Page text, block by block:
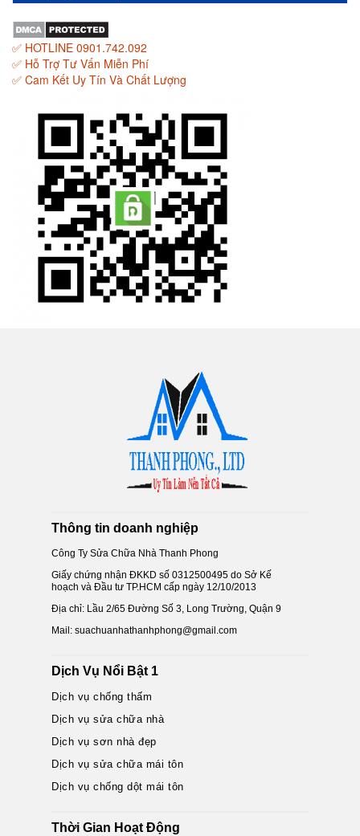
✅ HOTLINE 0901.742.092
✅ Hỗ Trợ Tư Vấn Miễn Phí
✅ Cam Kết Uy Tín Và Chất Lượng
Thông tin doanh nghiệp
Công Ty Sửa Chữa Nhà Thanh Phong
Giấy chứng nhận ĐKKD số 0312500495 do Sở Kế
hoạch và Đầu tư TP.HCM cấp ngày 12/10/2013
Địa chỉ: Lầu 2/65 Đường Số 3, Long Trường, Quận 9
Mail: suachuanhathanhphong@gmail.com
Dịch Vụ Nổi Bật 1
Dịch vụ chống thấm
Dịch vụ sửa chữa nhà
Dịch vụ sơn nhà đẹp
Dịch vụ sửa chữa mái tôn
Dịch vụ chống dột mái tôn
Thời Gian Hoạt Động